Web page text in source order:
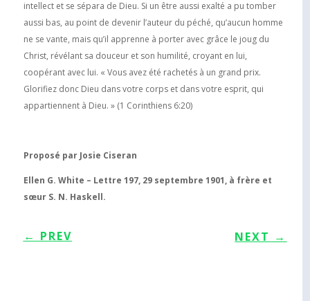
intellect et se sépara de Dieu. Si un être aussi exalté a pu tomber
aussi bas, au point de devenir l’auteur du péché, qu’aucun homme
ne se vante, mais qu’il apprenne à porter avec grâce le joug du
Christ, révélant sa douceur et son humilité, croyant en lui,
coopérant avec lui. « Vous avez été rachetés à un grand prix.
Glorifiez donc Dieu dans votre corps et dans votre esprit, qui
appartiennent à Dieu. » (1 Corinthiens 6:20)
Proposé par Josie Ciseran
Ellen G. White – Lettre 197, 29 septembre 1901, à frère et
sœur S. N. Haskell.
← PREV NEXT →